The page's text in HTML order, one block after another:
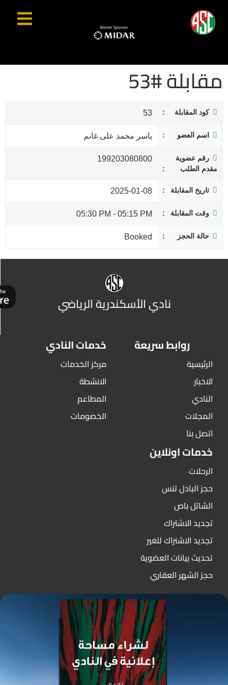
مقابلة #53
كود المقابلة 53
اسم العضو ياسر محمد على غانم
رقم عضوية
مقدم الطلب
199203080800
تاريخ المقابلة 2025-01-08
وقت المقابلة 05:15 PM
-
05:30 PM
حالة الحجز Booked
نادي الأسكندرية الرياضي
روابط سريعة
الرئيسية
الاخبار
النادي
المجلات
اتصل بنا
خدمات النادي
مركز الخدمات
الانشطة
المطاعم
الخصومات
خدمات اونلاين
الرحلات
حجز البادل تنس
الشاتل باص
تجديد الاشتراك
تجديد الاشتراك للغير
تحديث بيانات العضوية
حجز الشهر العقاري